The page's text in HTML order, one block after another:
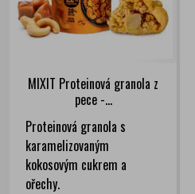
MIXIT Proteinová granola z
pece -...
Proteinová granola s
karamelizovaným
kokosovým cukrem a
ořechy.